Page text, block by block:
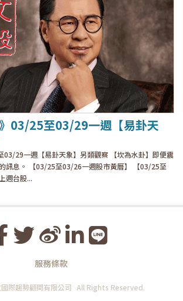
》03/25至03/29一週【易卦天
03/29一週【易卦天象】另類觀察 【坎為水卦】即便震
訊息。 【03/25至03/26一週股市黃曆】 【03/25至
週台股...
服務條款
際趨勢顧問有限公司 All Rights Reserved.